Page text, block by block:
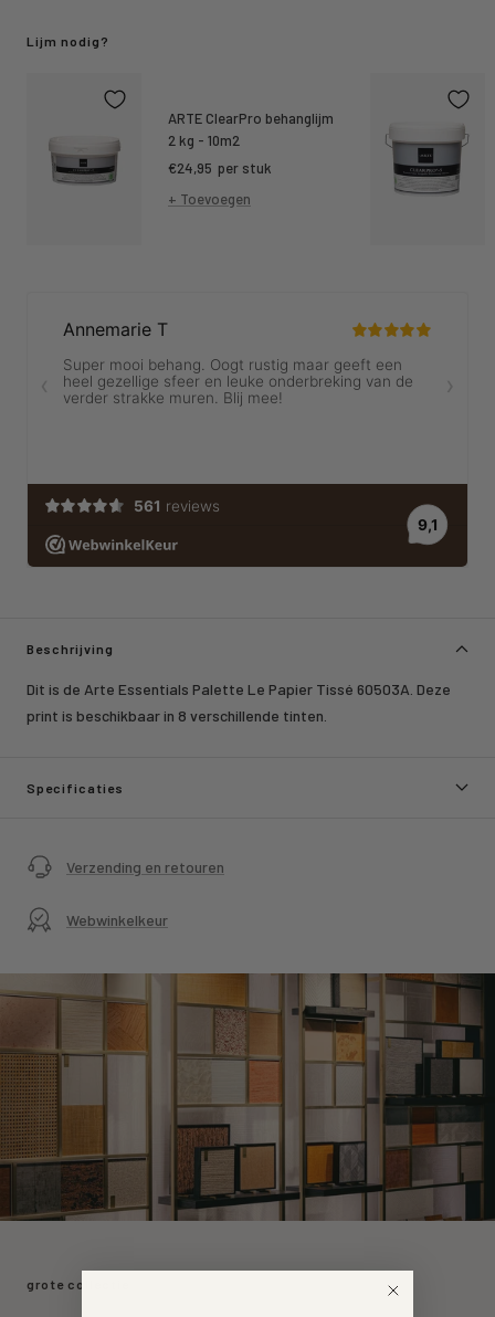
Beschrijving
Dit is de Arte Essentials Palette Le Papier Tissé 60503A. Deze
print is beschikbaar in 8 verschillende tinten.
Specificaties
Verzending en retouren
Webwinkelkeur
Lijm nodig?
ARTE ClearPro behanglijm
2 kg - 10m2
Kortings
prijs
€24,95 per stuk
+ Toevoegen
grote collectie